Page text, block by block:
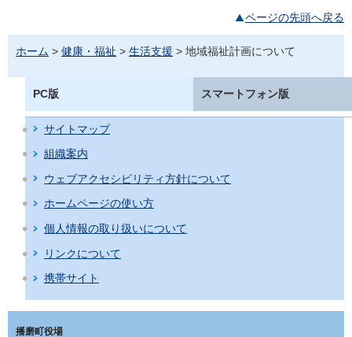
ページの先頭へ戻る
ホーム > 健康・福祉 > 生活支援 > 地域福祉計画について
PC版 スマートフォン版
サイトマップ
組織案内
ウェブアクセシビリティ方針について
ホームページの使い方
個人情報の取り扱いについて
リンクについて
携帯サイト
播磨町役場